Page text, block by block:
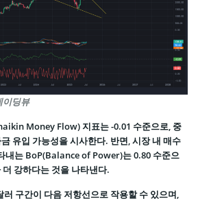
이딩뷰
Money Flow) 지표는 -0.01 수준으로, 중
유입 가능성을 시사한다. 반면, 시장 내 매수
내는 BoP(Balance of Power)는 0.80 수준으
강하다는 것을 나타낸다.
러 구간이 다음 저항선으로 작용할 수 있으며,